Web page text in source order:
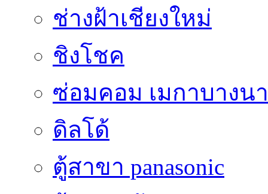
ช่างฝ้าเชียงใหม่
ชิงโชค
ซ่อมคอม เมกาบางนา
ดิลโด้
ตู้สาขา panasonic